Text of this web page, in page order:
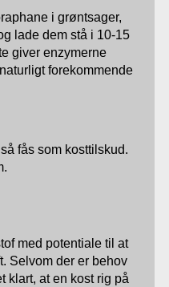
i grøntsager,
lade dem stå i 10-15
giver enzymerne
forekommende
fås som kosttilskud.
med potentiale til at
Selvom der er behov
klart, at en kost rig på